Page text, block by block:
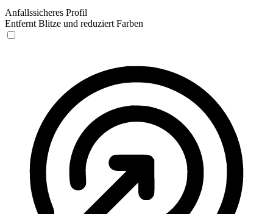
Anfallssicheres Profil
Entfernt Blitze und reduziert Farben